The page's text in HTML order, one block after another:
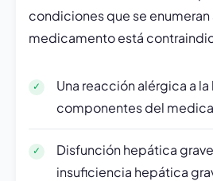
condiciones que se
medicamento está
Una reacción alérgica a
componentes del
Disfunción hepática
insuficiencia hepática